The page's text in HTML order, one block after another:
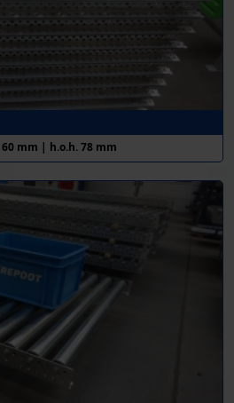
mm | h.o.h. 78 mm